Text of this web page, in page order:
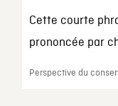
Cette courte
prononcée par
Perspective du